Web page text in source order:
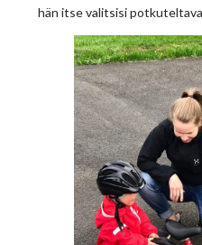
hän itse valitsisi